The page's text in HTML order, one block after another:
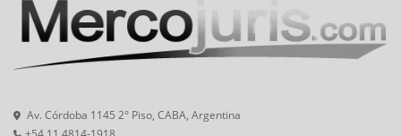
Av. Córdoba 1145 2° Piso, CABA, Argentina